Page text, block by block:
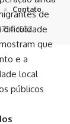
de
dificuldade
que
e a
local
públicos
não
do
pública,
Ele
associado
preços da